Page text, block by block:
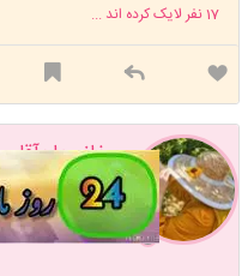
17نفر لایک کرده اند ...
خانمحاجآقا
عضویت: 1399/08/08